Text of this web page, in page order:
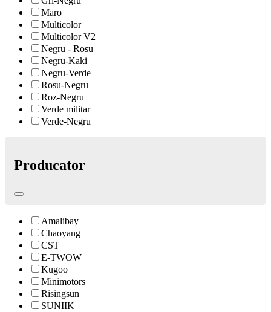
Maro
Multicolor
Multicolor V2
Negru - Rosu
Negru-Kaki
Negru-Verde
Rosu-Negru
Roz-Negru
Verde militar
Verde-Negru
Producator
Amalibay
Chaoyang
CST
E-TWOW
Kugoo
Minimotors
Risingsun
SUNIIK